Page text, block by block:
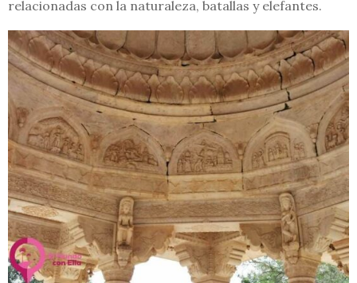
relacionadas con la naturaleza, batallas y elefantes.